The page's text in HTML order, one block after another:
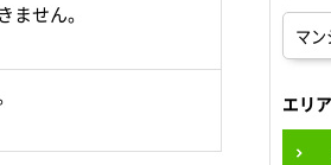
せん。
エリア